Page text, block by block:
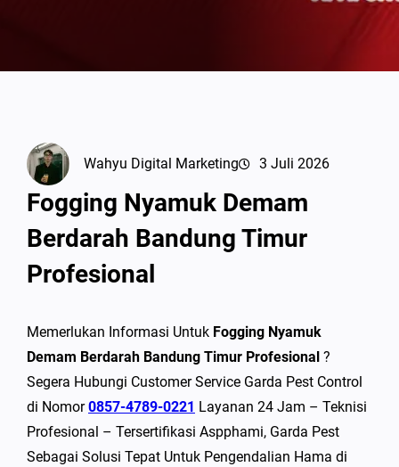
Wahyu Digital Marketing 3 Juli 2026
Fogging Nyamuk Demam
Berdarah Bandung Timur
Profesional
Memerlukan Informasi Untuk Fogging Nyamuk
Demam Berdarah Bandung Timur Profesional ?
Segera Hubungi Customer Service Garda Pest Control
di Nomor0857-4789-0221 Layanan 24 Jam – Teknisi
Profesional – Tersertifikasi Aspphami, Garda Pest
Sebagai Solusi Tepat Untuk Pengendalian Hama di